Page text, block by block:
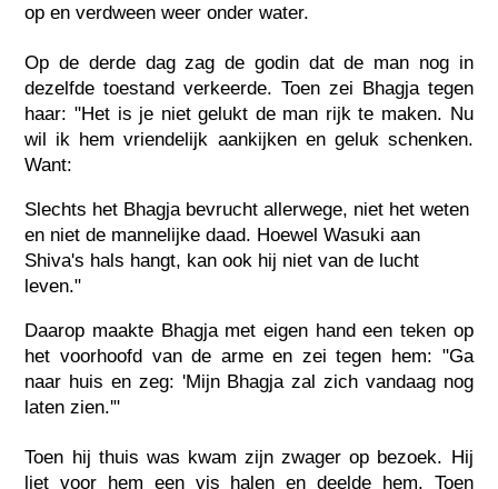
op en verdween weer onder water.
Op de derde dag zag de godin dat de man nog in
dezelfde toestand verkeerde. Toen zei Bhagja tegen
haar: "Het is je niet gelukt de man rijk te maken. Nu
wil ik hem vriendelijk aankijken en geluk schenken.
Want:
Slechts het Bhagja bevrucht allerwege, niet het weten
en niet de mannelijke daad. Hoewel Wasuki aan
Shiva's hals hangt, kan ook hij niet van de lucht
leven."
Daarop maakte Bhagja met eigen hand een teken op
het voorhoofd van de arme en zei tegen hem: "Ga
naar huis en zeg: 'Mijn Bhagja zal zich vandaag nog
laten zien.'"
Toen hij thuis was kwam zijn zwager op bezoek. Hij
liet voor hem een vis halen en deelde hem. Toen